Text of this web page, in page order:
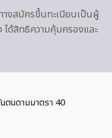
งสมัครขึ้นทะเบียนเป็นผู้
ได้สิทธิความคุ้มครองและ
ตนตามมาตรา 40